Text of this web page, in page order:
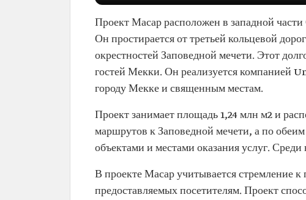
Проект Масар расположен в западной
Он простирается от третьей кольцевой
окрестностей Заповедной мечети. Этот
гостей Мекки. Он реализуется компанией
городу Мекке и священным местам.
Проект занимает площадь 1,24 млн м2 и
маршрутов к Заповедной мечети, а по
объектами и местами оказания услуг.
В проекте Масар учитывается стремление
предоставляемых посетителям. Проект